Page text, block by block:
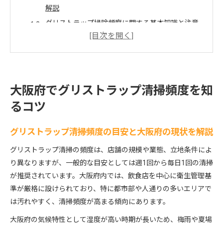
解説
グリストラップ掃除頻度に関する基本知識と注意
グリストラップ清掃はどのくらいの頻度が適切か
業態別グリストラップ清掃頻度の考え方と実践例
グリストラップ清掃なら適切な頻度設定が鍵
本
グリストラップ掃除頻度の決め方と業態別ポイン
ト
定期的なグリストラップ清掃が厨房トラブルを防
ぐ
清掃頻度を見極めてグリストラップを快適に保つ
方法
大阪府でグリストラップ清掃頻度を知
るコツ
グリストラップ清掃頻度の目安と大阪府の現状を解説
グリストラップ清掃の頻度は、店舗の規模や業態、立地条件によ
り異なりますが、一般的な目安としては週1回から毎日1回の清掃
が推奨されています。大阪府内では、飲食店を中心に衛生管理基
準が厳格に設けられており、特に都市部や人通りの多いエリアで
は汚れやすく、清掃頻度が高まる傾向にあります。
大阪府の気候特性として湿度が高い時期が長いため、梅雨や夏場